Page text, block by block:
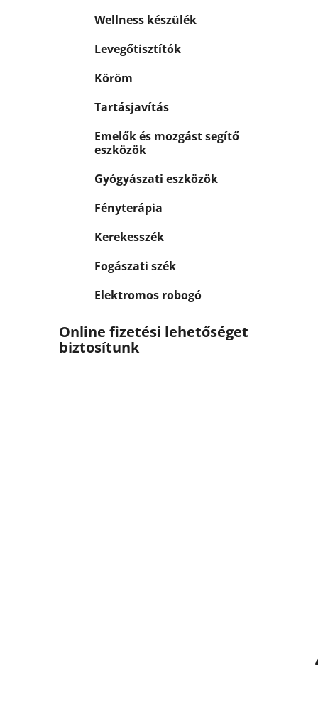
Wellness készülék
Levegőtisztítók
Köröm
Tartásjavítás
Emelők és mozgást segítő
eszközök
Gyógyászati eszközök
Fényterápia
Kerekesszék
Fogászati szék
Elektromos robogó
Online fizetési lehetőséget
biztosítunk